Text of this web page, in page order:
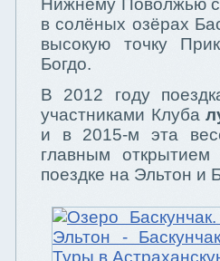
Нижнему Поволжью с
в солёных озёрах
высокую точку
Богдо.
В 2012 году
участниками Клуба
и в 2015-м эта
главным
поездке на Эльтон и